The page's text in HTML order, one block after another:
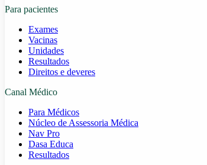
Para pacientes
Exames
Vacinas
Unidades
Resultados
Direitos e deveres
Canal Médico
Para Médicos
Núcleo de Assessoria Médica
Nav Pro
Dasa Educa
Resultados